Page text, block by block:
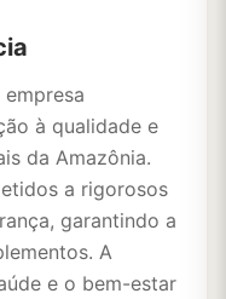
à qualidade e
da Amazônia.
a rigorosos
garantindo a
A
e o bem-estar